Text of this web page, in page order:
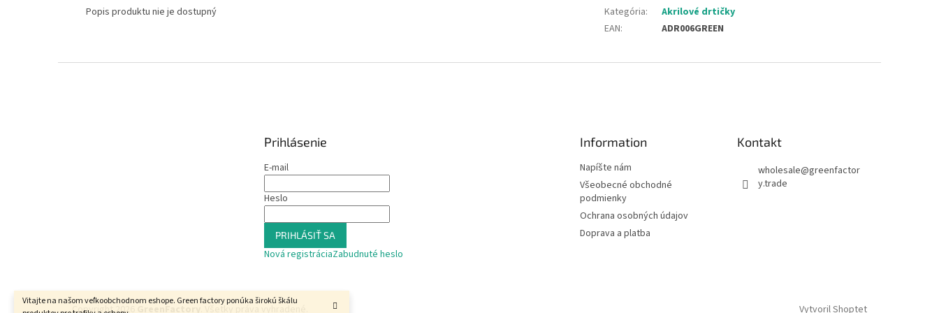
Vitajte na našom veľkoobchodnom eshope. Green factory ponúka širokú škálu
Popis produktu nie je dostupný Kategória:
Akrilové drtičky
EAN: ADR006GREEN
Prihlásenie
E-mail
Heslo
PRIHLÁSIŤ SA
Nová registráciaZabudnuté heslo
Information
Napíšte nám
Všeobecné obchodné
podmienky
Ochrana osobných údajov
Doprava a platba
Kontakt
wholesale@greenfactor
y.trade
Vytvoril Shoptet
Copyright 2026